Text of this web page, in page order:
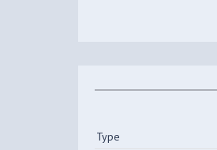
száma
Type